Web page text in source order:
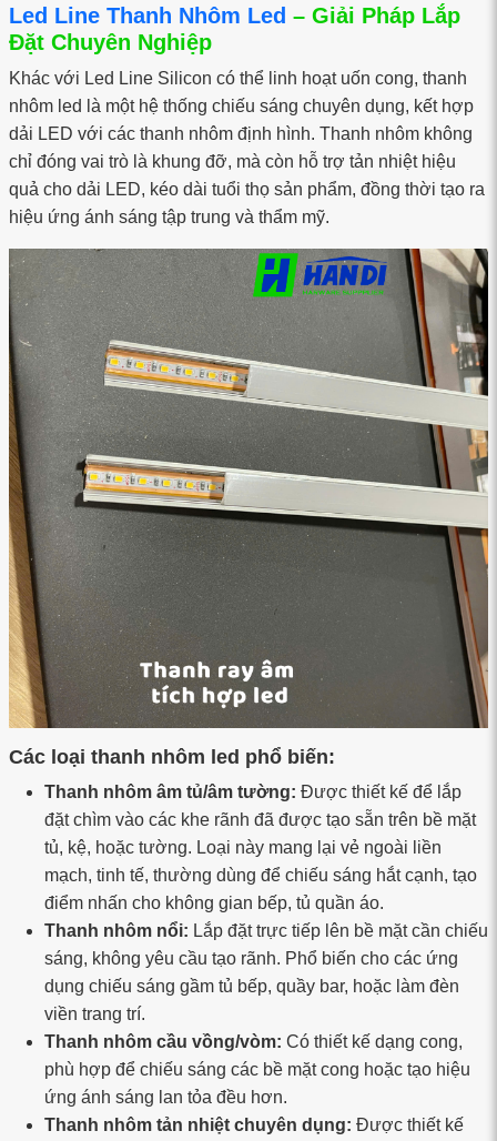
Led Line Thanh Nhôm Led – Giải Pháp Lắp
Đặt Chuyên Nghiệp
Khác với Led Line Silicon có thể linh hoạt uốn cong, thanh
nhôm led là một hệ thống chiếu sáng chuyên dụng, kết hợp
dải LED với các thanh nhôm định hình. Thanh nhôm không
chỉ đóng vai trò là khung đỡ, mà còn hỗ trợ tản nhiệt hiệu
quả cho dải LED, kéo dài tuổi thọ sản phẩm, đồng thời tạo ra
hiệu ứng ánh sáng tập trung và thẩm mỹ.
Các loại thanh nhôm led phổ biến:
Thanh nhôm âm tủ/âm tường: Được thiết kế để lắp
đặt chìm vào các khe rãnh đã được tạo sẵn trên bề mặt
tủ, kệ, hoặc tường. Loại này mang lại vẻ ngoài liền
mạch, tinh tế, thường dùng để chiếu sáng hắt cạnh, tạo
điểm nhấn cho không gian bếp, tủ quần áo.
Thanh nhôm nổi: Lắp đặt trực tiếp lên bề mặt cần chiếu
sáng, không yêu cầu tạo rãnh. Phổ biến cho các ứng
dụng chiếu sáng gầm tủ bếp, quầy bar, hoặc làm đèn
viền trang trí.
Thanh nhôm cầu vồng/vòm: Có thiết kế dạng cong,
phù hợp để chiếu sáng các bề mặt cong hoặc tạo hiệu
ứng ánh sáng lan tỏa đều hơn.
Thanh nhôm tản nhiệt chuyên dụng: Được thiết kế